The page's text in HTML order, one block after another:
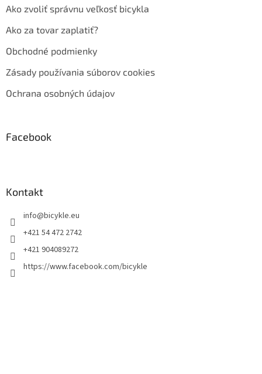
Ako zvoliť správnu veľkosť bicykla
Ako za tovar zaplatiť?
Obchodné podmienky
Zásady používania súborov cookies
Ochrana osobných údajov
Facebook
Kontakt
info@bicykle.eu
+421 54 472 2742
+421 904089272
https://www.facebook.com/bicykle